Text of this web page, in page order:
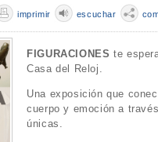
escuchar
imprimir
FIGURACIONES te
Casa del Reloj.
Una exposición que
cuerpo y emoción a
únicas.